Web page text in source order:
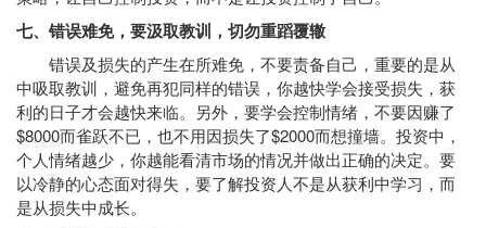
七、错误难免，要汲取教训，切勿重蹈覆辙
错误及损失的产生在所难免，不要责备自己，重要的是从
中吸取教训，避免再犯同样的错误，你越快学会接受损失，获
利的日子才会越快来临。另外，要学会控制情绪，不要因赚了
$8000而雀跃不已，也不用因损失了$2000而想撞墙。投资中，
个人情绪越少，你越能看清市场的情况并做出正确的决定。要
以冷静的心态面对得失，要了解投资人不是从获利中学习，而
是从损失中成长。